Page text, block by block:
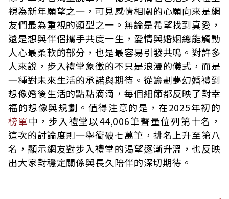
視為新年願望之一，可見感情相關的心願向來是網
友們最為重視的類型之一。無論是希望找到真愛，
還是想與伴侶攜手共度一生，愛情與婚姻總能觸動
人心最柔軟的部分，也是最容易引發共鳴。對許多
人來說，步入禮堂象徵的不只是浪漫的儀式，而是
一種對未來生活的承諾與期待。從籌劃夢幻婚禮到
想像婚後生活的點點滴滴，每個細節都反映了對幸
福的想像與規劃。值得注意的是，在2025年初的
榜單中，步入禮堂以44,006筆聲量位列第十名，
這次的討論度則一舉衝破七萬筆，排名上升至第八
名，顯示網友對步入禮堂的渴望逐漸升溫，也反映
出大家對穩定關係與長久陪伴的深切期待。